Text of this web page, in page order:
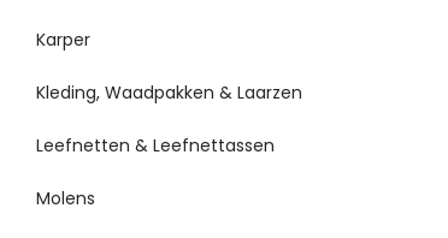
Karper
Kleding, Waadpakken & Laarzen
Leefnetten & Leefnettassen
Molens